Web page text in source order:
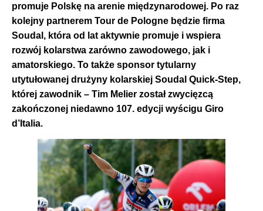
promuje Polskę na arenie międzynarodowej. Po raz
kolejny partnerem Tour de Pologne będzie firma
Soudal, która od lat aktywnie promuje i wspiera
rozwój kolarstwa zarówno zawodowego, jak i
amatorskiego. To także sponsor tytularny
utytułowanej drużyny kolarskiej Soudal Quick-Step,
której zawodnik – Tim Melier został zwycięzcą
zakończonej niedawno 107. edycji wyścigu Giro
d’Italia.